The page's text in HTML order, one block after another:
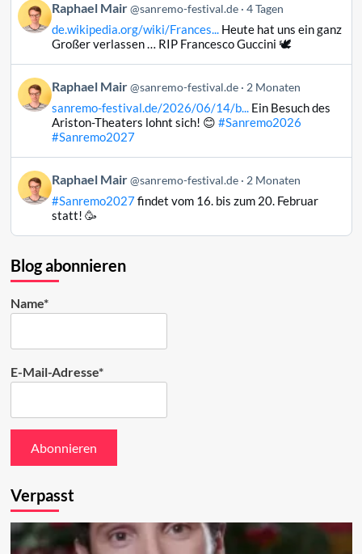
Bluesky
ansehen
Beitrag
von
Raphael
Bluesky
ansehen
Raphael Mair @sanremo-festival.de 4 Tagen
de.wikipedia.org/wiki/Frances...Heute hat uns ein ganz
Großer verlassen … RIP Francesco Guccini 🕊️
Beitrag
von
Raphael
ansehen
Raphael Mair @sanremo-festival.de 2 Monaten
sanremo-festival.de/2026/06/14/b...Ein Besuch des
Ariston-Theaters lohnt sich! 😊 #Sanremo2026
#Sanremo2027
Beitrag
von
Raphael
Bluesky
ansehen
Raphael Mair @sanremo-festival.de 2 Monaten
#Sanremo2027findet vom 16. bis zum 20. Februar
statt! 🥳
Blog abonnieren
Name*
E-Mail-Adresse*
Verpasst